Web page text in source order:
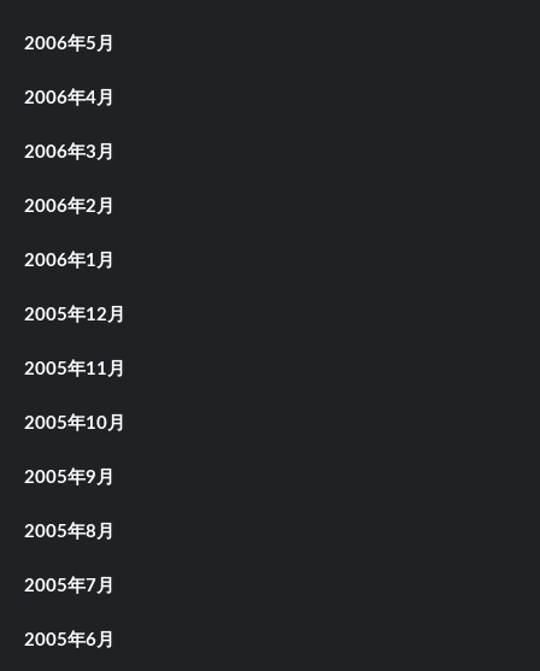
2006年5月
2006年4月
2006年3月
2006年2月
2006年1月
2005年12月
2005年11月
2005年10月
2005年9月
2005年8月
2005年7月
2005年6月